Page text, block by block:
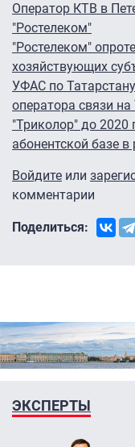
Оператор КТВ в
"Ростелеком"
"Ростелеком"
хозяйствующих
УФАС по
оператора связи
"Триколор" до 2020
абонентской базе в
Войдите или
комментарии
Поделиться:
ЭКСПЕРТЫ